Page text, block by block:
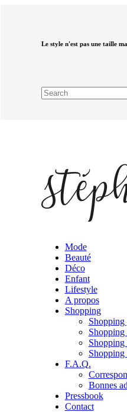
Le style n'est pas une taille
Mode
Beauté
Déco
Enfant
Lifestyle
A propos
Shopping
Shopping
Shopping
Shopping
F.A.Q.
Bonnes
Pressbook
Contact